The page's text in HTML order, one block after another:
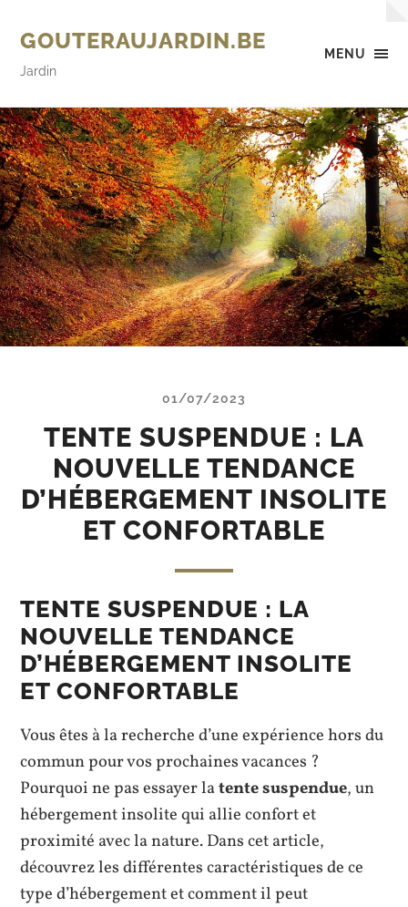
MENU
GOUTERAUJARDIN.BE
Jardin
01/07/2023
TENTE SUSPENDUE : LA
NOUVELLE TENDANCE
D’HÉBERGEMENT INSOLITE
ET CONFORTABLE
TENTE SUSPENDUE : LA
NOUVELLE TENDANCE
D’HÉBERGEMENT INSOLITE
ET CONFORTABLE
Vous êtes à la recherche d’une expérience hors du
commun pour vos prochaines vacances ?
Pourquoi ne pas essayer latente suspendue, un
hébergement insolite qui allie confort et
proximité avec la nature. Dans cet article,
découvrez les différentes caractéristiques de ce
type d’hébergement et comment il peut